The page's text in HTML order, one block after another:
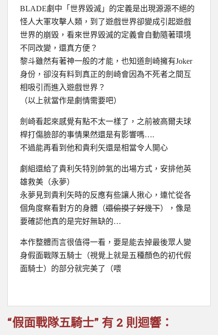
BLADE劇中「世界毀滅」的定義是出現源源不絕的
怪人大軍攻擊人類，到了遊戲世界卻變成引起遊戲
世界的崩毀，看來世界毀滅的定義會自動隨著環境
不同改變，還真方便？
黎斗雖然有著神一般的才能，也知道劍崎擁有Joker
身份，卻沒有料到真正的劍崎會因為不死者之間互
相吸引而進入遊戲世界？
（以上就當作是劇情需要吧）
劍崎看起來感覺有點不太一樣了，之前被高爾夫球
桿打傷臉部的事情果然還是有影響嗎….
不過能再看到他和貴利矢還是相當令人開心
劇組還給了貴利矢特別帥氣的出場方式，安排他英
雄救美（永夢）
永夢見到貴利矢時的反應有些讓人揪心，連忙從各
個角度察看對方的身體（還偷摸了好幾下），像是
要確認他真的是完好無缺的…
本作整體而言很值得一看，要是能去掉最後眾人變
身假面戰隊五騎士（視覺上就是五種顏色的初代假
面騎士）的部分就完美了（喂
“假面戰隊五騎士” 有 2 則迴響：